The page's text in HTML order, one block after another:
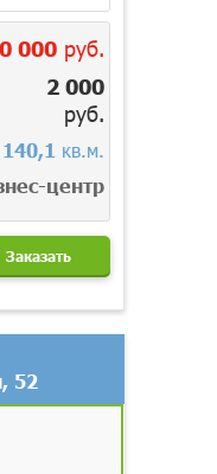
000руб.
2 000
руб.
140,1 кв.м.
центр
Заказать
52